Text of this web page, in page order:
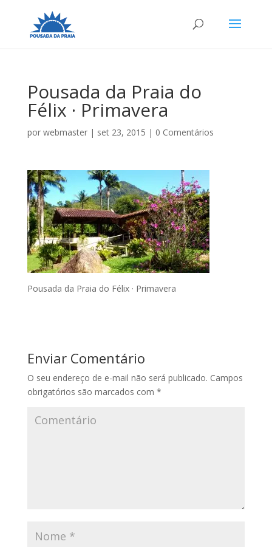
Pousada da Praia do
Félix · Primavera
por webmaster| set 23, 2015 | 0 Comentários
Pousada da Praia do Félix · Primavera
Enviar Comentário
O seu endereço de e-mail não será publicado. Campos
obrigatórios são marcados com *